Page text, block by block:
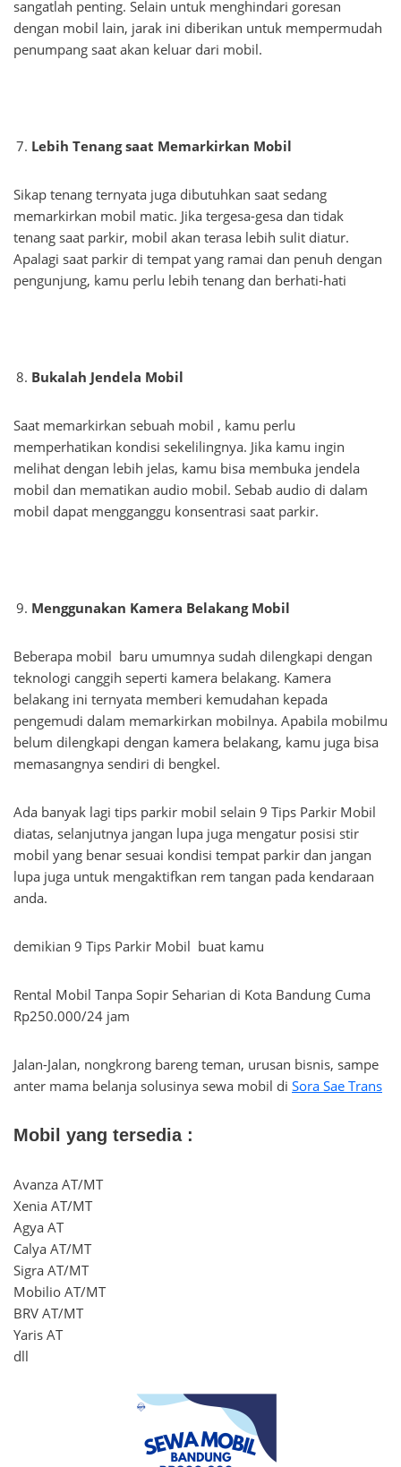
sangatlah penting. Selain untuk menghindari goresan
dengan mobil lain, jarak ini diberikan untuk mempermudah
penumpang saat akan keluar dari mobil.
Lebih Tenang saat Memarkirkan Mobil
Sikap tenang ternyata juga dibutuhkan saat sedang
memarkirkan mobil matic. Jika tergesa-gesa dan tidak
tenang saat parkir, mobil akan terasa lebih sulit diatur.
Apalagi saat parkir di tempat yang ramai dan penuh dengan
pengunjung, kamu perlu lebih tenang dan berhati-hati
Bukalah Jendela Mobil
Saat memarkirkan sebuah mobil , kamu perlu
memperhatikan kondisi sekelilingnya. Jika kamu ingin
melihat dengan lebih jelas, kamu bisa membuka jendela
mobil dan mematikan audio mobil. Sebab audio di dalam
mobil dapat mengganggu konsentrasi saat parkir.
Menggunakan Kamera Belakang Mobil
Beberapa mobil baru umumnya sudah dilengkapi dengan
teknologi canggih seperti kamera belakang. Kamera
belakang ini ternyata memberi kemudahan kepada
pengemudi dalam memarkirkan mobilnya. Apabila mobilmu
belum dilengkapi dengan kamera belakang, kamu juga bisa
memasangnya sendiri di bengkel.
Ada banyak lagi tips parkir mobil selain 9 Tips Parkir Mobil
diatas, selanjutnya jangan lupa juga mengatur posisi stir
mobil yang benar sesuai kondisi tempat parkir dan jangan
lupa juga untuk mengaktifkan rem tangan pada kendaraan
anda.
demikian 9 Tips Parkir Mobil buat kamu
Rental Mobil Tanpa Sopir Seharian di Kota Bandung Cuma
Rp250.000/24 jam
Jalan-Jalan, nongkrong bareng teman, urusan bisnis, sampe
anter mama belanja solusinya sewa mobil di Sora Sae Trans
Mobil yang tersedia :
Avanza AT/MT
Xenia AT/MT
Agya AT
Calya AT/MT
Sigra AT/MT
Mobilio AT/MT
BRV AT/MT
Yaris AT
dll